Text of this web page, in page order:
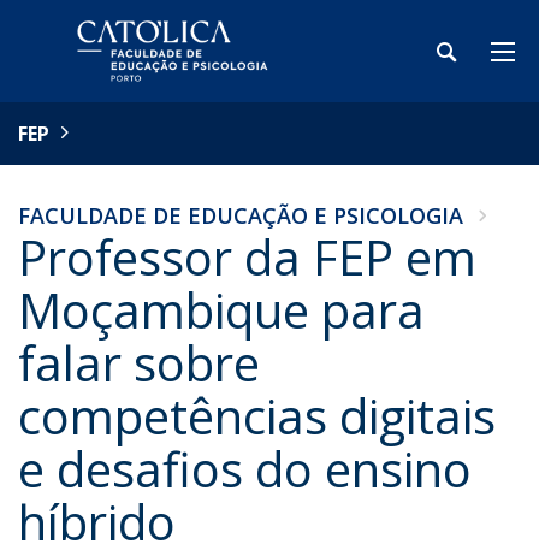
FEP
FACULDADE DE EDUCAÇÃO E PSICOLOGIA
Professor da FEP em
Moçambique para
falar sobre
competências digitais
e desafios do ensino
híbrido